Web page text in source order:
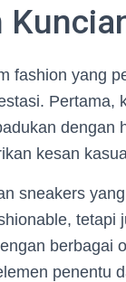
fashion yang
Pertama,
dengan
kesan
sneakers
berbagai
penentu